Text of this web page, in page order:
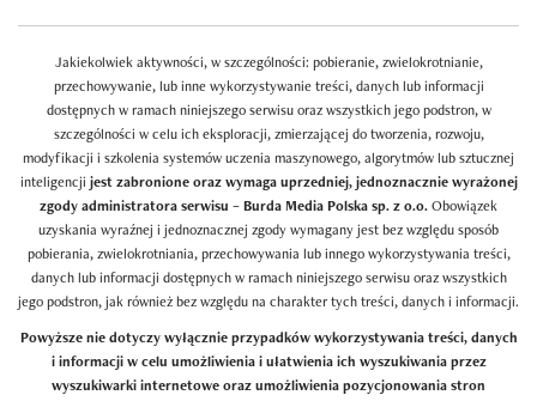
Jakiekolwiek aktywności, w szczególności: pobieranie, zwielokrotnianie,
przechowywanie, lub inne wykorzystywanie treści, danych lub informacji
dostępnych w ramach niniejszego serwisu oraz wszystkich jego podstron, w
szczególności w celu ich eksploracji, zmierzającej do tworzenia, rozwoju,
modyfikacji i szkolenia systemów uczenia maszynowego, algorytmów lub sztucznej
inteligencji jest zabronione oraz wymaga uprzedniej, jednoznacznie wyrażonej
zgody administratora serwisu – Burda Media Polska sp. z o.o.Obowiązek
uzyskania wyraźnej i jednoznacznej zgody wymagany jest bez względu sposób
pobierania, zwielokrotniania, przechowywania lub innego wykorzystywania treści,
danych lub informacji dostępnych w ramach niniejszego serwisu oraz wszystkich
jego podstron, jak również bez względu na charakter tych treści, danych i informacji.
Powyższe nie dotyczy wyłącznie przypadków wykorzystywania treści, danych
i informacji w celu umożliwienia i ułatwienia ich wyszukiwania przez
wyszukiwarki internetowe oraz umożliwienia pozycjonowania stron